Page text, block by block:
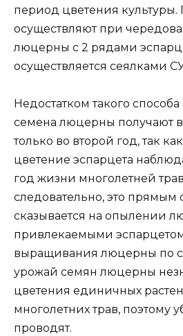
период цветения культуры.
осуществляют при
люцерны с 2 рядами
осуществляется сеялками
Недостатком такого способа
семена люцерны получают
только во второй год, так
цветение эспарцета
год жизни многолетней
следовательно, это прямым
сказывается на опылении
привлекаемыми
выращивания люцерны по
урожай семян люцерны
цветения единичных
многолетних трав, поэтому
проводят.